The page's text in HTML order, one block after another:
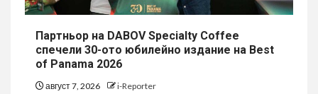
Партньор на DABOV Specialty Coffee
спечели 30-ото юбилейно издание на Best
of Panama 2026
август 7, 2026 i-Reporter